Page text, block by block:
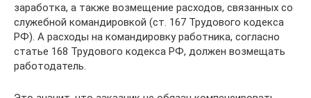
заработка, а также возмещение расходов, связанных со
служебной командировкой (ст. 167 Трудового кодекса
РФ). А расходы на командировку работника, согласно
статье 168 Трудового кодекса РФ, должен возмещать
работодатель.